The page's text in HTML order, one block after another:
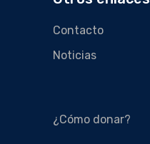
Contacto
Noticias
¿Cómo donar?